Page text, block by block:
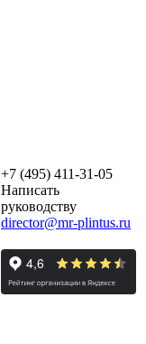
+7 (495) 411-31-05
Написать
руководству
director@mr-plintus.ru